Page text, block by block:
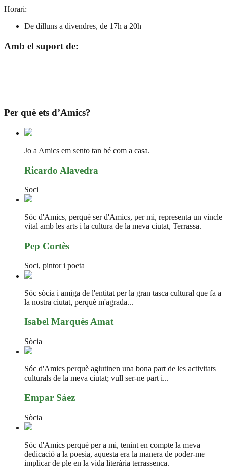
Horari:
De dilluns a divendres, de 17h a 20h
Amb el suport de:
Per què ets d’Amics?
Jo a Amics em sento tan bé com a casa.
Ricardo Alavedra
Soci
Sóc d'Amics, perquè ser d'Amics, per mi, representa un vincle
vital amb les arts i la cultura de la meva ciutat, Terrassa.
Pep Cortès
Soci, pintor i poeta
Sóc sòcia i amiga de l'entitat per la gran tasca cultural que fa a
la nostra ciutat, perquè m'agrada...
Isabel Marquès Amat
Sòcia
Sóc d'Amics perquè aglutinen una bona part de les activitats
culturals de la meva ciutat; vull ser-ne part i...
Empar Sáez
Sòcia
Sóc d'Amics perquè per a mi, tenint en compte la meva
dedicació a la poesia, aquesta era la manera de poder-me
implicar de ple en la vida literària terrassenca.